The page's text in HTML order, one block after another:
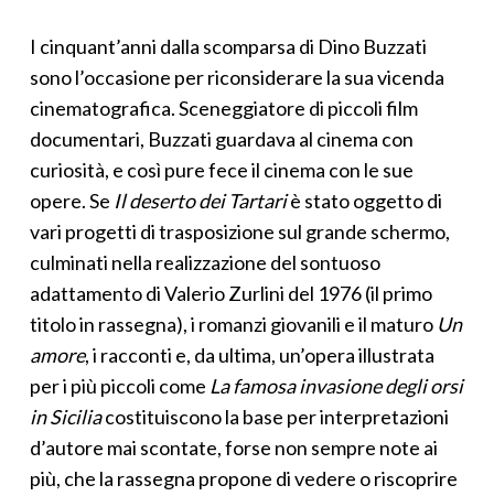
I cinquant’anni dalla scomparsa di Dino Buzzati
sono l’occasione per riconsiderare la sua vicenda
cinematografica. Sceneggiatore di piccoli film
documentari, Buzzati guardava al cinema con
curiosità, e così pure fece il cinema con le sue
opere. Se Il deserto dei Tartariè stato oggetto di
vari progetti di trasposizione sul grande schermo,
culminati nella realizzazione del sontuoso
adattamento di Valerio Zurlini del 1976 (il primo
titolo in rassegna), i romanzi giovanili e il maturo Un
amore, i racconti e, da ultima, un’opera illustrata
per i più piccoli come La famosa invasione degli orsi
in Siciliacostituiscono la base per interpretazioni
d’autore mai scontate, forse non sempre note ai
più, che la rassegna propone di vedere o riscoprire